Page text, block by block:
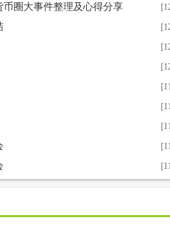
币圈大事件整理及心得分享